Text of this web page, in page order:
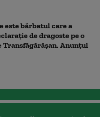
este bărbatul care a
de dragoste pe o
Transfăgărășan. Anunțul